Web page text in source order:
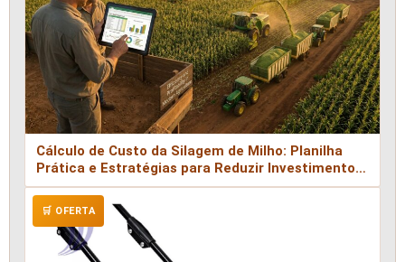
Cálculo de Custo da Silagem de Milho: Planilha
Prática e Estratégias para Reduzir Investimento
Inicial e Obter Melhor Retorno em Pequenas
Propriedades
🛒 OFERTA